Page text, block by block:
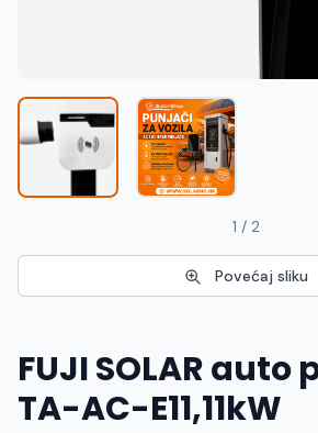
1 / 2
Povećaj sliku
FUJI SOLAR auto
TA-AC-E11,11kW